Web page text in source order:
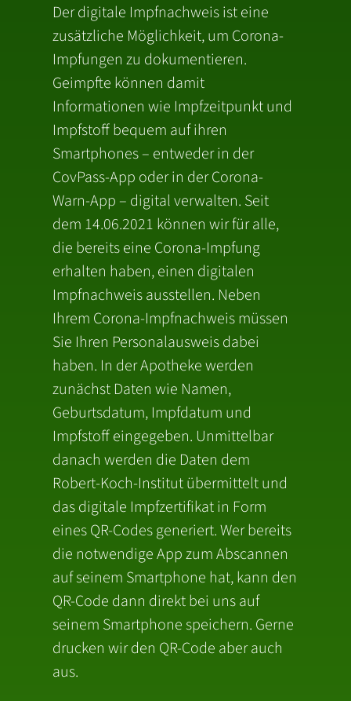
Der digitale Impfnachweis ist eine
zusätzliche Möglichkeit, um Corona-
Impfungen zu dokumentieren.
Geimpfte können damit
Informationen wie Impfzeitpunkt und
Impfstoff bequem auf ihren
Smartphones – entweder in der
CovPass-App oder in der Corona-
Warn-App – digital verwalten. Seit
dem 14.06.2021 können wir für alle,
die bereits eine Corona-Impfung
erhalten haben, einen digitalen
Impfnachweis ausstellen. Neben
Ihrem Corona-Impfnachweis müssen
Sie Ihren Personalausweis dabei
haben. In der Apotheke werden
zunächst Daten wie Namen,
Geburtsdatum, Impfdatum und
Impfstoff eingegeben. Unmittelbar
danach werden die Daten dem
Robert-Koch-Institut übermittelt und
das digitale Impfzertifikat in Form
eines QR-Codes generiert. Wer bereits
die notwendige App zum Abscannen
auf seinem Smartphone hat, kann den
QR-Code dann direkt bei uns auf
seinem Smartphone speichern. Gerne
drucken wir den QR-Code aber auch
aus.